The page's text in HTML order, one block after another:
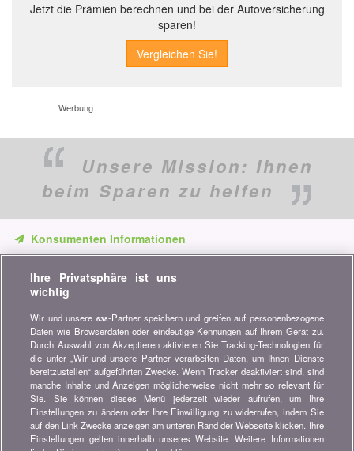
Jetzt die Prämien berechnen und bei der Autoversicherung
sparen!
Werbung
Unsere Mission: Ihnen
beim Sparen zu helfen
Konsumenten Informationen
unsere Vergleiche, Ratschläge und Tipps in den Bereichen
Versicherung, Finanzen, Konsumgüter und vieles mehr...
Newsletter bestellen
Treten Sie unserer Community bei
Bleiben Sie auf dem neuesten Stand, finden Sie alle Ratschläge
und Tipps zum Sparen auf:
Ihre Privatsphäre ist uns
wichtig
Wir und unsere 638-Partner speichern und greifen auf personenbezogene
Daten wie Browserdaten oder eindeutige Kennungen auf Ihrem Gerät zu.
Durch Auswahl von Akzeptieren aktivieren Sie Tracking-Technologien für
die unter „Wir und unsere Partner verarbeiten Daten, um Ihnen Dienste
bereitzustellen“ aufgeführten Zwecke. Wenn Tracker deaktiviert sind, sind
manche Inhalte und Anzeigen möglicherweise nicht mehr so relevant für
Sie. Sie können dieses Menü jederzeit wieder aufrufen, um Ihre
Einstellungen zu ändern oder Ihre Einwilligung zu widerrufen, indem Sie
auf den Link Zwecke anzeigen am unteren Rand der Webseite klicken. Ihre
Einstellungen gelten innerhalb unseres Website. Weitere Informationen